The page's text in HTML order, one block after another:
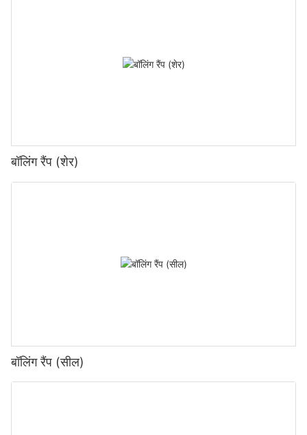
बॉलिंग रैंप (शेर)
बॉलिंग रैंप (सील)